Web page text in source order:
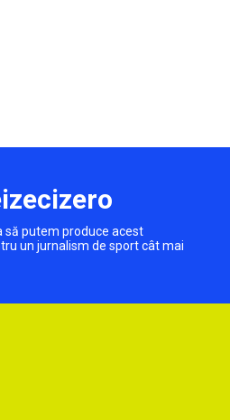
să putem produce acest
un jurnalism de sport cât mai